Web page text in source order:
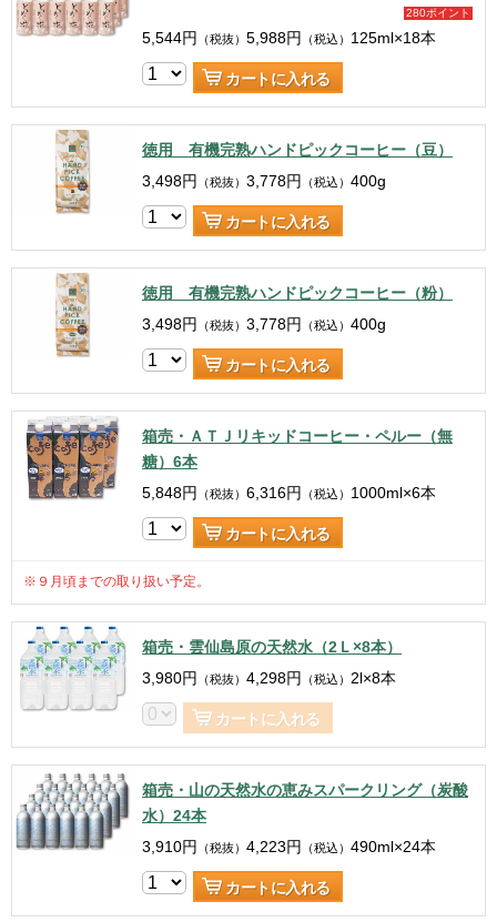
280ポイント
5,544円 （税抜） 5,988円 （税込） 125ml×18本
カートに入れる
徳用 有機完熟ハンドピックコーヒー（豆）
3,498円 （税抜） 3,778円 （税込） 400g
カートに入れる
徳用 有機完熟ハンドピックコーヒー（粉）
3,498円 （税抜） 3,778円 （税込） 400g
カートに入れる
箱売・ＡＴＪリキッドコーヒー・ペルー（無
糖）6本
5,848円 （税抜） 6,316円 （税込） 1000ml×6本
カートに入れる
※９月頃までの取り扱い予定。
箱売・雲仙島原の天然水（2Ｌ×8本）
3,980円 （税抜） 4,298円 （税込） 2l×8本
カートに入れる
箱売・山の天然水の恵みスパークリング（炭酸
水）24本
3,910円 （税抜） 4,223円 （税込） 490ml×24本
カートに入れる